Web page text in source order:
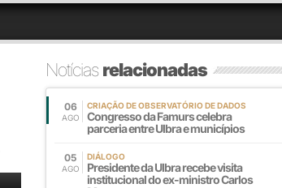
Notíciasrelacionadas
06
AGO
CRIAÇÃO DE OBSERVATÓRIO DE DADOS
Congresso da Famurs celebra
parceria entre Ulbra e municípios
05
AGO
DIÁLOGO
Presidente da Ulbra recebe visita
institucional do ex-ministro Carlos